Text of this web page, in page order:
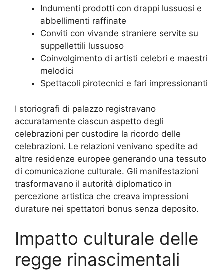
Indumenti prodotti con drappi lussuosi e
abbellimenti raffinate
Conviti con vivande straniere servite su
suppellettili lussuoso
Coinvolgimento di artisti celebri e maestri
melodici
Spettacoli pirotecnici e fari impressionanti
I storiografi di palazzo registravano
accuratamente ciascun aspetto degli
celebrazioni per custodire la ricordo delle
celebrazioni. Le relazioni venivano spedite ad
altre residenze europee generando una tessuto
di comunicazione culturale. Gli manifestazioni
trasformavano il autorità diplomatico in
percezione artistica che creava impressioni
durature nei spettatori bonus senza deposito.
Impatto culturale delle
regge rinascimentali